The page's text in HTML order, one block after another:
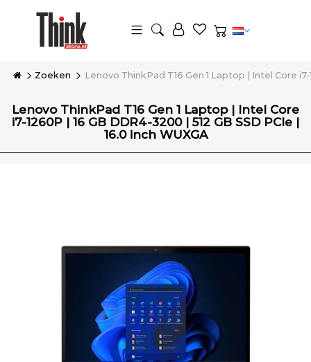
Zoeken Lenovo ThinkPad T16 Gen 1 Laptop | Intel Core i7-
Lenovo ThinkPad T16 Gen 1 Laptop | Intel Core
i7-1260P | 16 GB DDR4-3200 | 512 GB SSD PCIe |
16.0 inch WUXGA